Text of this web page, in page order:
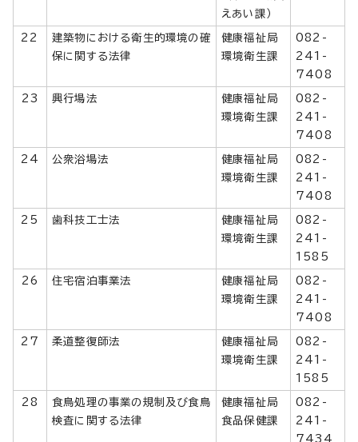
えあい課）
22
建築物における衛生的環境の確
保に関する法律
健康福祉局
環境衛生課
082-
241-
7408
23 興行場法
健康福祉局
環境衛生課
082-
241-
7408
24 公衆浴場法
健康福祉局
環境衛生課
082-
241-
7408
25 歯科技工士法
健康福祉局
環境衛生課
082-
241-
1585
26 住宅宿泊事業法
健康福祉局
環境衛生課
082-
241-
7408
27 柔道整復師法
健康福祉局
環境衛生課
082-
241-
1585
28
食鳥処理の事業の規制及び食鳥
検査に関する法律
健康福祉局
食品保健課
082-
241-
7434